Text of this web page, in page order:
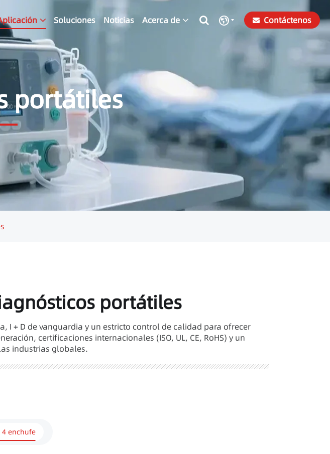
Soluciones Noticias Acerca de Contáctenos
portátiles
portátiles
I + D de vanguardia y un estricto control de calidad para ofrecer
certificaciones internacionales (ISO, UL, CE, RoHS) y un
industrias globales.
4 enchufe